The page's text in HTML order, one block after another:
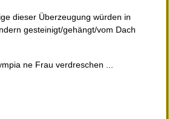
dieser Überzeugung würden in
gesteinigt/gehängt/vom Dach
ne Frau verdreschen ...